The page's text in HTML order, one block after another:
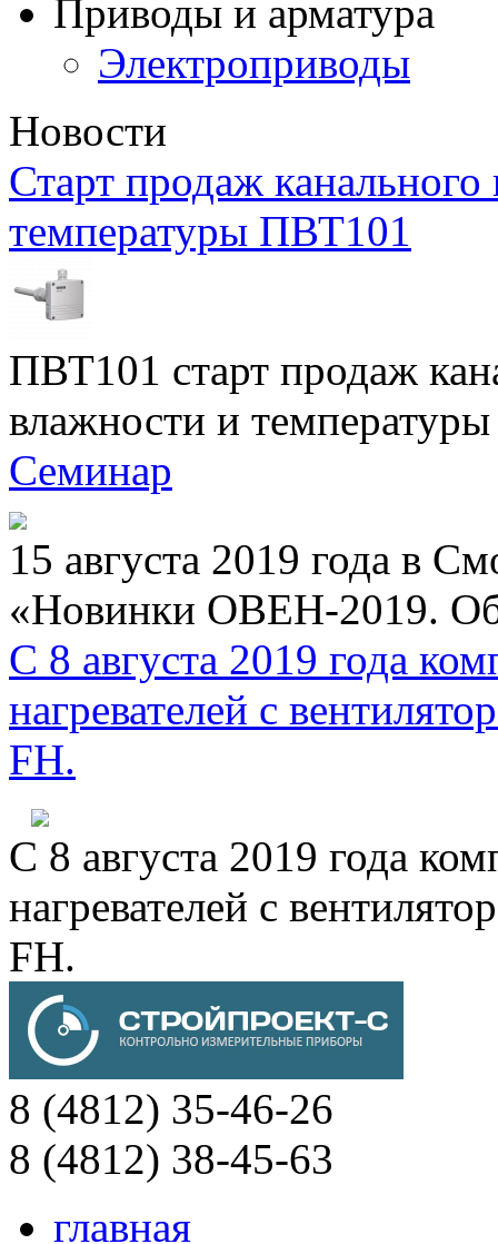
Приводы и арматура
Электроприводы
Новости
Старт продаж канального
температуры ПВТ101
ПВТ101 старт продаж
влажности и температуры
Семинар
15 августа 2019 года в
«Новинки ОВЕН-2019.
С 8 августа 2019 года
нагревателей с
FH.
С 8 августа 2019 года
нагревателей с
FH.
8 (4812) 35-46-26
8 (4812) 38-45-63
главная